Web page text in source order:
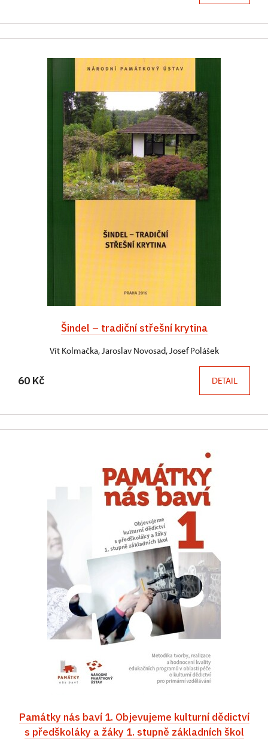
Šindel – tradiční střešní krytina
Vít Kolmačka, Jaroslav Novosad, Josef Polášek
60 Kč DETAIL
Památky nás baví 1. Objevujeme kulturní dědictví
s předškoláky a žáky 1. stupně základních škol